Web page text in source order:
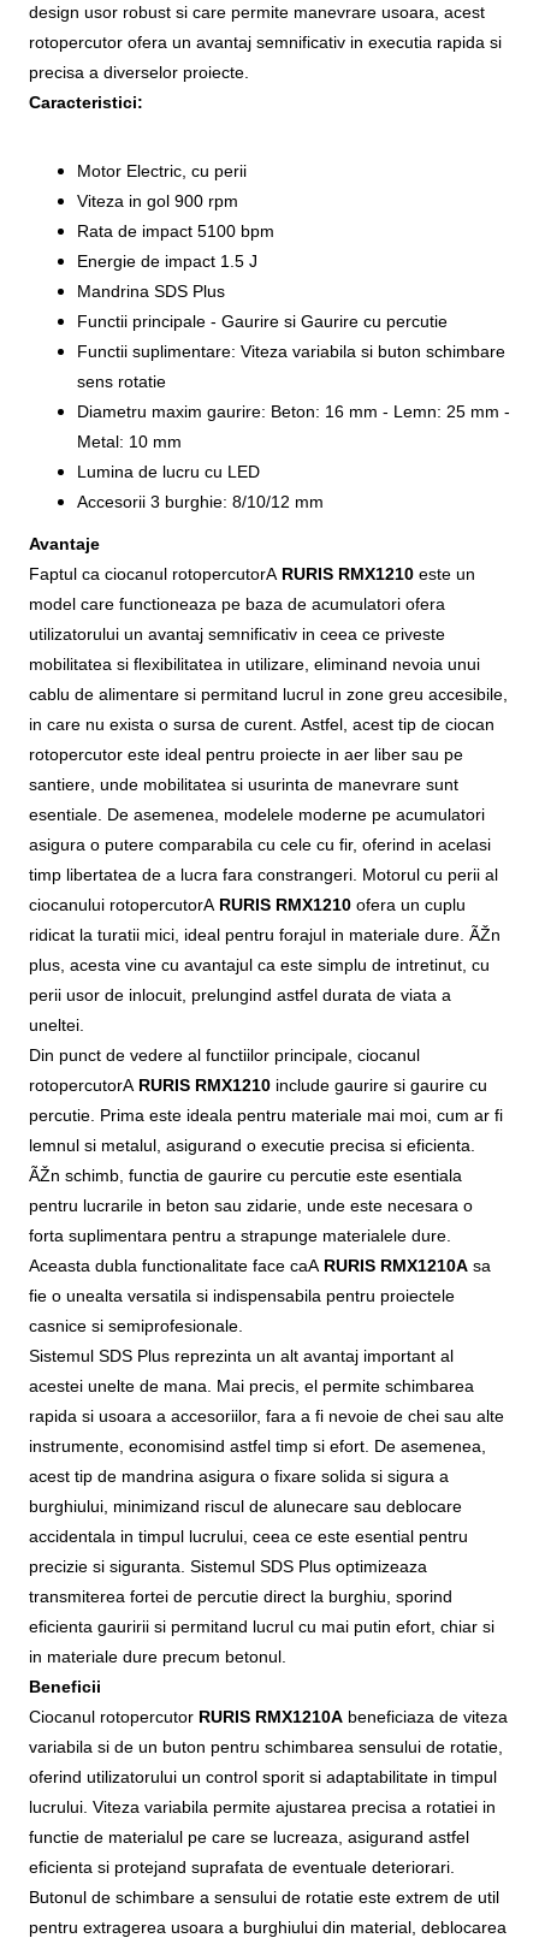
design usor robust si care permite manevrare usoara, acest
rotopercutor ofera un avantaj semnificativ in executia rapida si
precisa a diverselor proiecte.
Caracteristici:
Motor Electric, cu perii
Viteza in gol 900 rpm
Rata de impact 5100 bpm
Energie de impact 1.5 J
Mandrina SDS Plus
Functii principale - Gaurire si Gaurire cu percutie
Functii suplimentare: Viteza variabila si buton schimbare
sens rotatie
Diametru maxim gaurire: Beton: 16 mm - Lemn: 25 mm -
Metal: 10 mm
Lumina de lucru cu LED
Accesorii 3 burghie: 8/10/12 mm
Avantaje
Faptul ca ciocanul rotopercutorA RURIS RMX1210 este un
model care functioneaza pe baza de acumulatori ofera
utilizatorului un avantaj semnificativ in ceea ce priveste
mobilitatea si flexibilitatea in utilizare, eliminand nevoia unui
cablu de alimentare si permitand lucrul in zone greu accesibile,
in care nu exista o sursa de curent. Astfel, acest tip de ciocan
rotopercutor este ideal pentru proiecte in aer liber sau pe
santiere, unde mobilitatea si usurinta de manevrare sunt
esentiale. De asemenea, modelele moderne pe acumulatori
asigura o putere comparabila cu cele cu fir, oferind in acelasi
timp libertatea de a lucra fara constrangeri. Motorul cu perii al
ciocanului rotopercutorA RURIS RMX1210 ofera un cuplu
ridicat la turatii mici, ideal pentru forajul in materiale dure. ÃŽn
plus, acesta vine cu avantajul ca este simplu de intretinut, cu
perii usor de inlocuit, prelungind astfel durata de viata a
uneltei.
Din punct de vedere al functiilor principale, ciocanul
rotopercutorA RURIS RMX1210 include gaurire si gaurire cu
percutie. Prima este ideala pentru materiale mai moi, cum ar fi
lemnul si metalul, asigurand o executie precisa si eficienta.
ÃŽn schimb, functia de gaurire cu percutie este esentiala
pentru lucrarile in beton sau zidarie, unde este necesara o
forta suplimentara pentru a strapunge materialele dure.
Aceasta dubla functionalitate face caA RURIS RMX1210A sa
fie o unealta versatila si indispensabila pentru proiectele
casnice si semiprofesionale.
Sistemul SDS Plus reprezinta un alt avantaj important al
acestei unelte de mana. Mai precis, el permite schimbarea
rapida si usoara a accesoriilor, fara a fi nevoie de chei sau alte
instrumente, economisind astfel timp si efort. De asemenea,
acest tip de mandrina asigura o fixare solida si sigura a
burghiului, minimizand riscul de alunecare sau deblocare
accidentala in timpul lucrului, ceea ce este esential pentru
precizie si siguranta. Sistemul SDS Plus optimizeaza
transmiterea fortei de percutie direct la burghiu, sporind
eficienta gauririi si permitand lucrul cu mai putin efort, chiar si
in materiale dure precum betonul.
Beneficii
Ciocanul rotopercutor RURIS RMX1210A beneficiaza de viteza
variabila si de un buton pentru schimbarea sensului de rotatie,
oferind utilizatorului un control sporit si adaptabilitate in timpul
lucrului. Viteza variabila permite ajustarea precisa a rotatiei in
functie de materialul pe care se lucreaza, asigurand astfel
eficienta si protejand suprafata de eventuale deteriorari.
Butonul de schimbare a sensului de rotatie este extrem de util
pentru extragerea usoara a burghiului din material, deblocarea